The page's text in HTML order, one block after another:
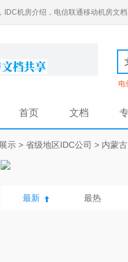
机房介绍，电信联通移动机房文档
电
首页 文档
示 > 省级地区IDC公司 > 内蒙
最新 最热